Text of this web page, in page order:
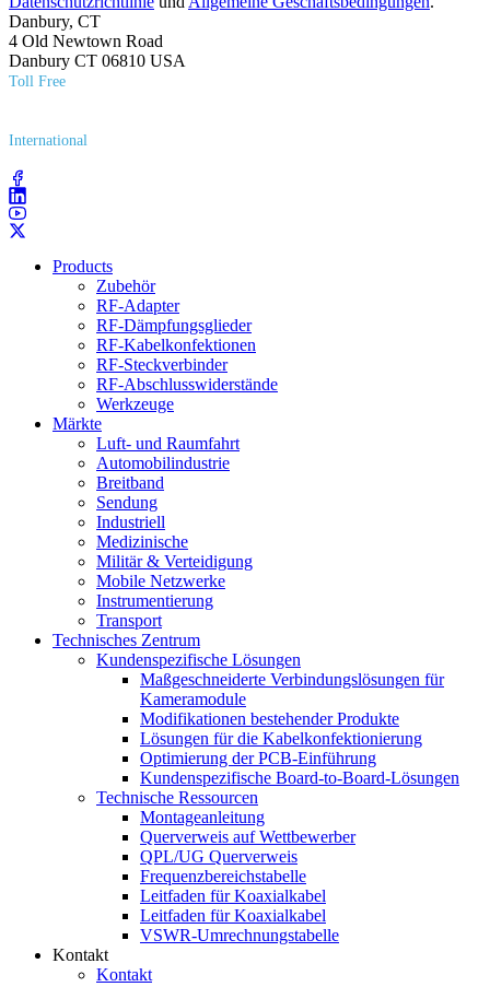
Danbury, CT
4 Old Newtown Road
Danbury CT 06810 USA
Toll Free
International
Products
Zubehör
RF-Adapter
RF-Dämpfungsglieder
RF-Kabelkonfektionen
RF-Steckverbinder
RF-Abschlusswiderstände
Werkzeuge
Märkte
Luft- und Raumfahrt
Automobilindustrie
Breitband
Sendung
Industriell
Medizinische
Militär & Verteidigung
Mobile Netzwerke
Instrumentierung
Transport
Technisches Zentrum
Kundenspezifische Lösungen
Maßgeschneiderte Verbindungslösungen für
Kameramodule
Modifikationen bestehender Produkte
Lösungen für die Kabelkonfektionierung
Optimierung der PCB-Einführung
Kundenspezifische Board-to-Board-Lösungen
Technische Ressourcen
Montageanleitung
Querverweis auf Wettbewerber
QPL/UG Querverweis
Frequenzbereichstabelle
Leitfaden für Koaxialkabel
Leitfaden für Koaxialkabel
VSWR-Umrechnungstabelle
Kontakt
Kontakt